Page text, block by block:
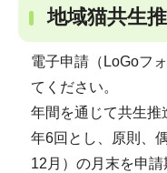
地域猫共生
電子申請（LoGoフ
てください。
年間を通じて共生推
年6回とし、原則、
12月）の月末を申